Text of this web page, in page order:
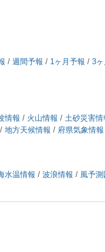
/ 週間予報 / 1ヶ月予報 / 3
情報 / 火山情報 / 土砂災害情
/ 地方天候情報 / 府県気象情報
水温情報 / 波浪情報 / 風予測